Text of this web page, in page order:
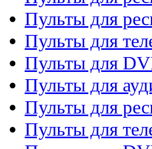
Пульты для
Пульты для
Пульты для
Пульты для
Пульты для
Пульты для